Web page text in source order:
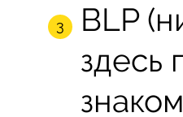
BLP
здесь